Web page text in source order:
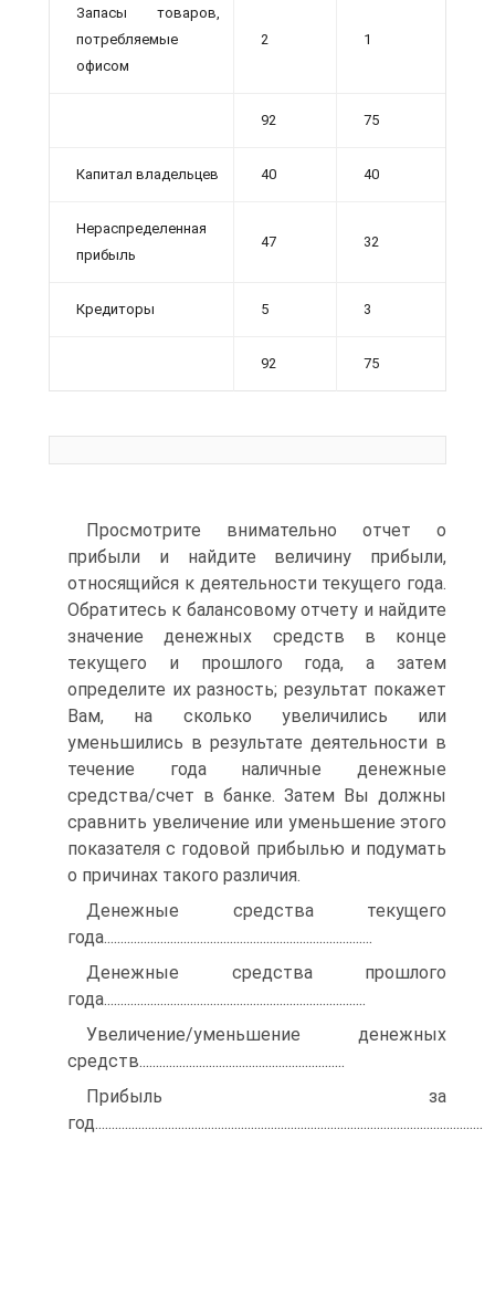
Запасы товаров,
потребляемые
офисом
2 1
92 75
Капитал владельцев 40 40
Нераспределенная
прибыль
47 32
Кредиторы 5 3
92 75
Просмотрите внимательно отчет о
прибыли и найдите величину прибыли,
относящийся к деятельности текущего года.
Обратитесь к балансовому отчету и найдите
значение денежных средств в конце
текущего и прошлого года, а затем
определите их разность; результат покажет
Вам, на сколько увеличились или
уменьшились в результате деятельности в
течение года наличные денежные
средства/счет в банке. Затем Вы должны
сравнить увеличение или уменьшение этого
показателя с годовой прибылью и подумать
о причинах такого различия.
Денежные средства текущего
года.................................................................................
Денежные средства прошлого
года...............................................................................
Увеличение/уменьшение денежных
средств..............................................................
Прибыль за
год.....................................................................................................................